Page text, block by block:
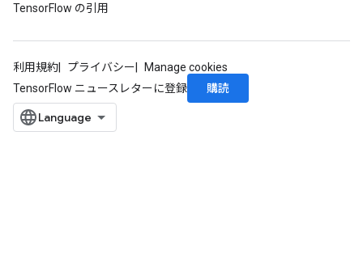
TensorFlow の引用
利用規約 プライバシー
Manage cookies
TensorFlow ニュースレターに登録
購読